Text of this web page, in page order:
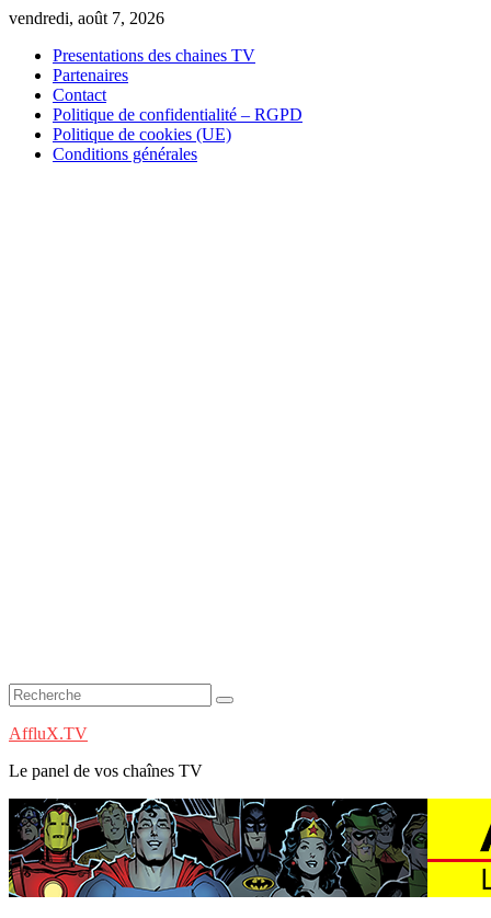
Skip
content
vendredi, août 7, 2026
Presentations des chaines TV
Partenaires
Contact
Politique de confidentialité – RGPD
Politique de cookies (UE)
Conditions générales
AffluX.TV
Le panel de vos chaînes TV